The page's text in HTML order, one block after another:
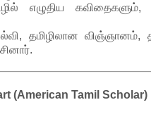
எழுதிய
தமிழிலான விஞ்ஞானம்,
(American Tamil Scholar)